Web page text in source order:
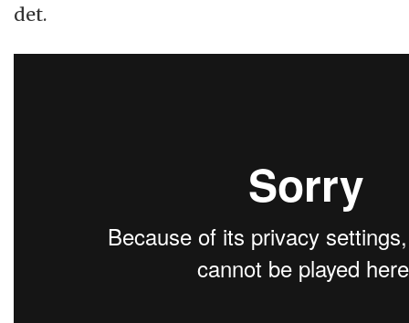
(Kilde: Cecilie Knudsen)
det.